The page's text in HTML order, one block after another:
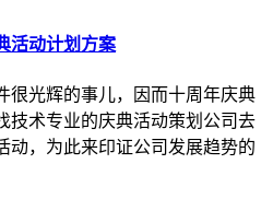
活动计划方案
很光辉的事儿，因而十周年庆典
技术专业的庆典活动策划公司去
动，为此来印证公司发展趋势的